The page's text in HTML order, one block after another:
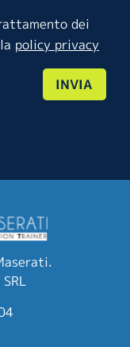
dei
policy privacy
INVIA